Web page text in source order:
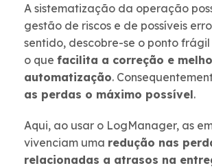
A sistematização da operação
gestão de riscos e de possíveis
sentido, descobre-se o ponto frágil
o que facilita a correção e
automatização.
as perdas o máximo possível.
Aqui, ao usar o LogManager, as
vivenciam uma redução nas
relacionadas a atrasos na